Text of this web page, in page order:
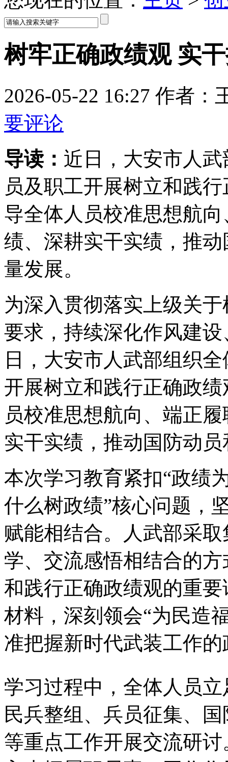
树牢正确政绩观 实
2026-05-22 16:27 作者
要评论
导读： 近日，大安市人
员及职工开展树立和践
导全体人员校准思想航
绩、深耕实干实绩，推
量发展。
为深入贯彻落实上级关
要求，持续深化作风建
日，大安市人武部组织
开展树立和践行正确政
员校准思想航向、端正
实干实绩，推动国防动
本次学习教育紧扣“政绩
什么树政绩”核心问题，
赋能相结合。人武部采
学、交流感悟相结合的
和践行正确政绩观的重
材料，深刻领会“为民造
准把握新时代武装工作
学习过程中，全体人员
民兵整组、兵员征集、
等重点工作开展交流研